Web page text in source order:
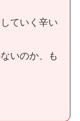
ていく辛い
いのか、も